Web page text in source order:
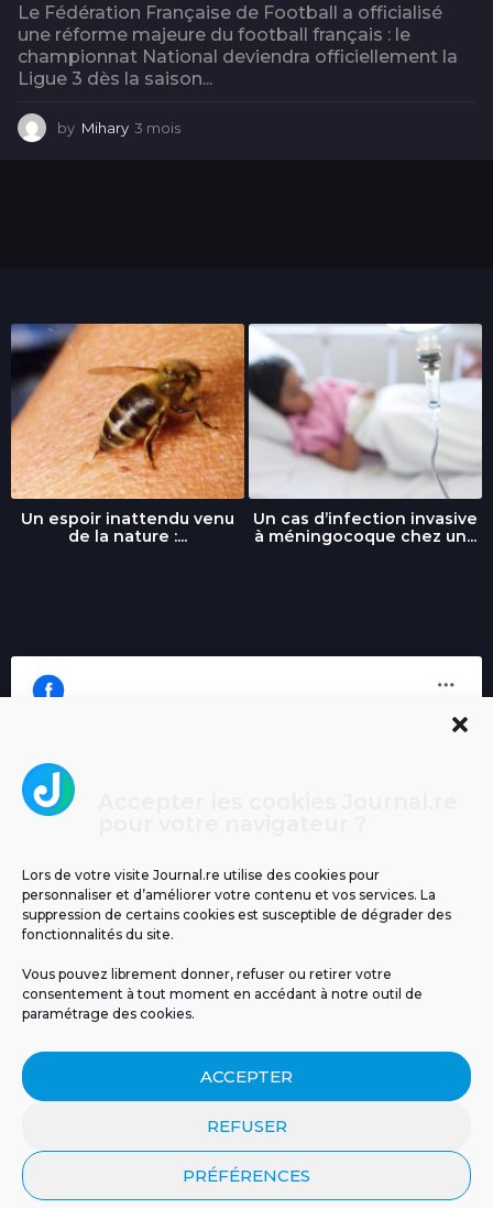
Lors de votre visite Journal.re utilise des cookies pour
personnaliser et d’améliorer votre contenu et vos services. La
suppression de certains cookies est susceptible de dégrader des
fonctionnalités du site.
Vous pouvez librement donner, refuser ou retirer votre
consentement à tout moment en accédant à notre outil de
paramétrage des cookies.
ACCEPTER
REFUSER
PRÉFÉRENCES
Le Fédération Française de Football a officialisé
une réforme majeure du football français : le
championnat National deviendra officiellement la
Ligue 3 dès la saison...
by Mihary 3 mois
Un espoir inattendu venu
de la nature :...
Un cas d’infection invasive
à méningocoque chez un...
MENTIONS LÉGALES PUBLICITÉ
BLOG
NOS ÉMISSIONS
POLITIQUE DE CONFIDENTIALITÉ
CONTACT
© 2026 Tous droits réservés